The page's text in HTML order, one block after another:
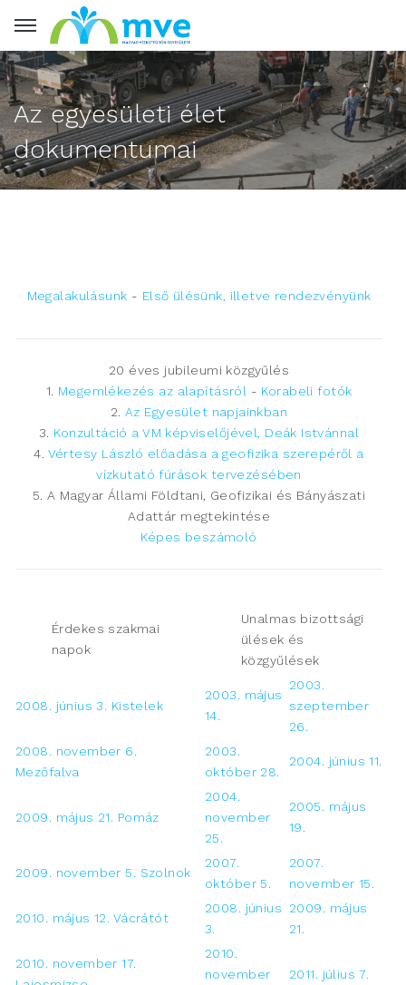
Az egyesületi élet
dokumentumai
Megalakulásunk - Első ülésünk, illetve rendezvényünk
20 éves jubileumi közgyűlés
1. Megemlékezés az alapításról - Korabeli fotók
2.Az Egyesület napjainkban
3. Konzultáció a VM képviselőjével, Deák Istvánnal
4. Vértesy László előadása a geofizika szerepéről a
vízkutató fúrások tervezésében
5. A Magyar Állami Földtani, Geofizikai és Bányászati
Adattár megtekintése
Képes beszámoló
Érdekes szakmai
napok
Unalmas bizottsági
ülések és
közgyűlések
2008. június 3. Kistelek
2003. május
14.
2003.
szeptember
26.
2008. november 6.
Mezőfalva
2003.
október 28.
2004. június 11.
2009. május 21. Pomáz
2004.
november
25.
2005. május
19.
2009. november 5. Szolnok
2007.
október 5.
2007.
november 15.
2010. május 12. Vácrátót
2008. június
3.
2009. május
21.
2010. november 17.
2010.
november
2011. július 7.